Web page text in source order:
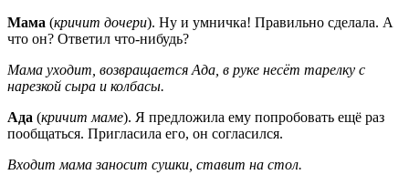
Мама (кричит дочери). Ну и умничка! Правильно сделала. А
что он? Ответил что-нибудь?
Мама уходит, возвращается Ада, в руке несёт тарелку с
нарезкой сыра и колбасы.
Ада (кричит маме). Я предложила ему попробовать ещё раз
пообщаться. Пригласила его, он согласился.
Входит мама заносит сушки, ставит на стол.